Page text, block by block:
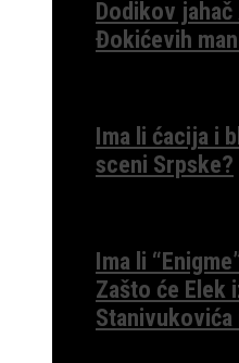
Dodikov
Đokićevih
Ima li ćacija i
sceni Srpske?
Ima li
Zašto će Elek